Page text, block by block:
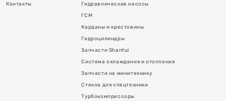
Контакты
Гидравлические насосы
ГСМ
Карданы и крестовины
Гидроцилиндры
Запчасти Shantui
Система охлаждения и отопления
Запчасти на минитехнику
Стекла для спецтехники
Турбокомпрессоры